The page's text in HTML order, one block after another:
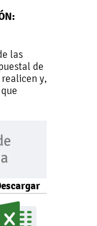
las
de
y,